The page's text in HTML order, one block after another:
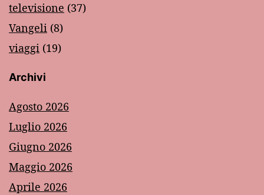
televisione (37)
Vangeli (8)
viaggi (19)
Archivi
Agosto 2026
Luglio 2026
Giugno 2026
Maggio 2026
Aprile 2026